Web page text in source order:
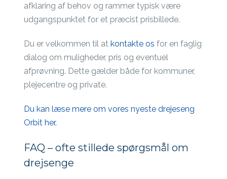
afklaring af behov og rammer typisk være
udgangspunktet for et præcist prisbillede.
Du er velkommen til atkontakte os for en faglig
dialog om muligheder, pris og eventuel
afprøvning. Dette gælder både for kommuner,
plejecentre og private.
Du kan læse mere om vores nyeste drejeseng
Orbit her.
FAQ – ofte stillede spørgsmål om
drejsenge